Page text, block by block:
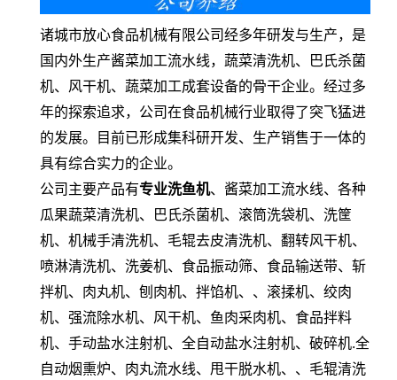
诸城市放心食品机械有限公司经多年研发与生产，是
国内外生产酱菜加工流水线，蔬菜清洗机、巴氏杀菌
机、风干机、蔬菜加工成套设备的骨干企业。经过多
年的探索追求，公司在食品机械行业取得了突飞猛进
的发展。目前已形成集科研开发、生产销售于一体的
具有综合实力的企业。
公司主要产品有专业洗鱼机、酱菜加工流水线、各种
瓜果蔬菜清洗机、巴氏杀菌机、滚筒洗袋机、洗筐
机、机械手清洗机、毛辊去皮清洗机、翻转风干机、
喷淋清洗机、洗姜机、食品振动筛、食品输送带、斩
拌机、肉丸机、刨肉机、拌馅机、、滚揉机、绞肉
机、强流除水机、风干机、鱼肉采肉机、食品拌料
机、手动盐水注射机、全自动盐水注射机、破碎机.全
自动烟熏炉、肉丸流水线、甩干脱水机、、毛辊清洗